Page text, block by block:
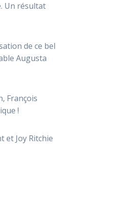
Un résultat
de ce bel
Augusta
François
!
et Joy Ritchie